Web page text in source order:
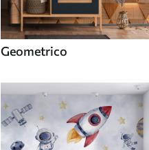
Geometrico